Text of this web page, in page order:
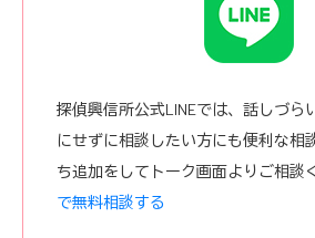
探偵興信所公式LINEでは、話しづら
にせずに相談したい方にも便利な相
ち追加をしてトーク画面よりご相談
で無料相談する